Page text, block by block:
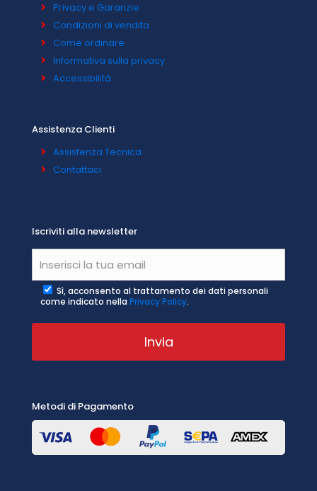
Privacy e Garanzie
Condizioni di vendita
Come ordinare
Informativa sulla privacy
Accessibilità
Assistenza Clienti
Assistenza Tecnica
Contattaci
Iscriviti alla newsletter
Sì, acconsento al trattamento dei dati personali
come indicato nella Privacy Policy.
Metodi di Pagamento